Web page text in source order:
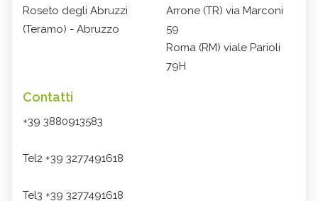
Roseto degli Abruzzi
(Teramo) - Abruzzo
Arrone (TR) via Marconi
59
Roma (RM) viale Parioli
79H
Contatti
+39 3880913583
Tel2 +39 3277491618
Tel3 +39 3277491618